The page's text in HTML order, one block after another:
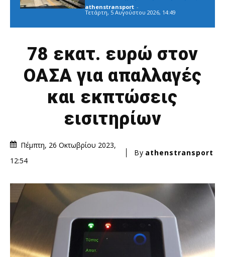
athenstransport -
Τετάρτη, 5 Αυγούστου 2026, 14:49
78 εκατ. ευρώ στον
ΟΑΣΑ για απαλλαγές
και εκπτώσεις
εισιτηρίων
Πέμπτη, 26 Οκτωβρίου 2023,
12:54
By athenstransport